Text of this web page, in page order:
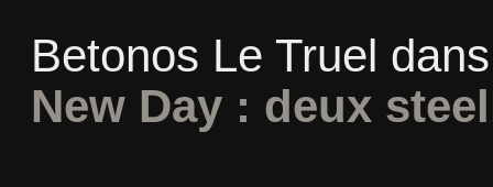
Betonos Le Truel
New Day : deux